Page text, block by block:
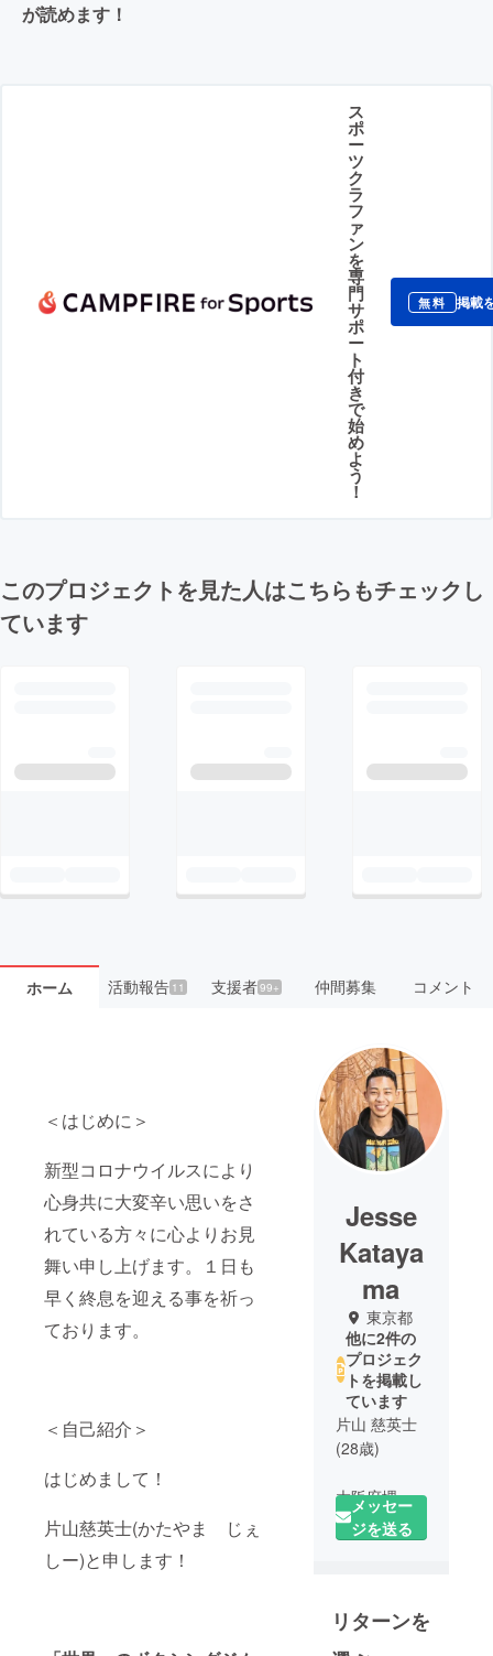
が読めます！
ス
ポ
ー
ツ
ク
ラ
フ
ァ
ン
を
専
門
サ
ポ
ー
ト
付
き
で
始
め
よ
う
！
無料 掲載
このプロジェクトを見た人はこちらもチェックし
ています
ホーム 活動報告11 支援者99+ 仲間募集 コメント
＜はじめに＞
新型コロナウイルスにより
心身共に大変辛い思いをさ
れている方々に心よりお見
舞い申し上げます。１日も
早く終息を迎える事を祈っ
ております。
＜自己紹介＞
はじめまして！
片山慈英士(かたやま じぇ
しー)と申します！
Jesse
Kataya
ma
東京都
他に2件の
プロジェク
トを掲載し
ています
片山 慈英士
(28歳)
大阪府堺市
生まれ奈良
県奈良市育
トリニダー
メッセー
ジを送る
リターンを